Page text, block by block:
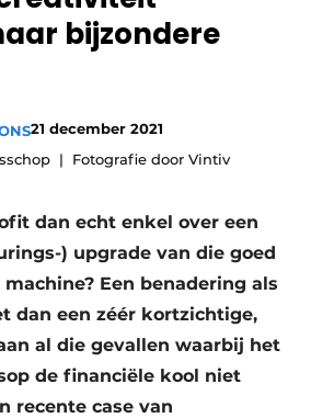
statement
bijzondere
21 december 2021
Fotografie door Vintiv
dan echt enkel over een
) upgrade van die goed
Een benadering als
dan een zéér kortzichtige,
al die gevallen waarbij het
de financiële kool niet
recente case van